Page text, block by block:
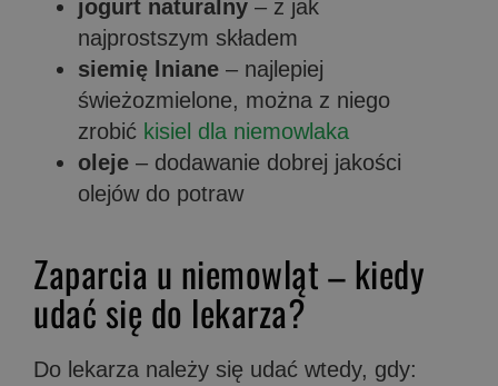
jogurt naturalny – z jak
najprostszym składem
siemię lniane – najlepiej
świeżozmielone, można z niego
zrobić kisiel dla niemowlaka
oleje – dodawanie dobrej jakości
olejów do potraw
Zaparcia u niemowląt – kiedy
udać się do lekarza?
Do lekarza należy się udać wtedy, gdy: